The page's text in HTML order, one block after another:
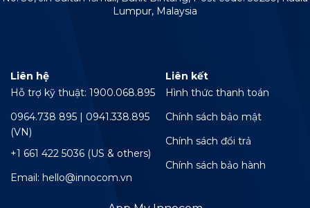
Lumpur, Malaysia
Liên hệ
Hỗ trợ kỹ thuật: 1900.068.895
0964.738 895 | 0941.338.895
(VN)
+1 661 422 5036 (US & others)
Email: hello@innocom.vn
Liên kết
Hình thức thanh toán
Chính sách bảo mật
Chính sách đổi trả
Chính sách bảo hành